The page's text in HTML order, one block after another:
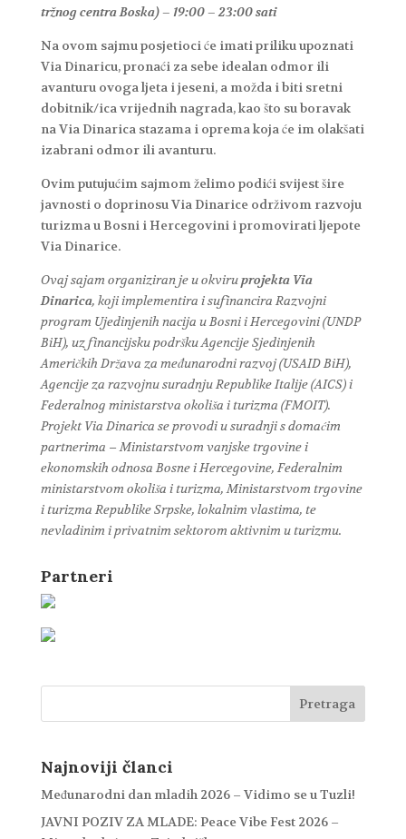
tržnog centra Boska) – 19:00 – 23:00 sati
Na ovom sajmu posjetioci će imati priliku upoznati
Via Dinaricu, pronaći za sebe idealan odmor ili
avanturu ovoga ljeta i jeseni, a možda i biti sretni
dobitnik/ica vrijednih nagrada, kao što su boravak
na Via Dinarica stazama i oprema koja će im olakšati
izabrani odmor ili avanturu.
Ovim putujućim sajmom želimo podići svijest šire
javnosti o doprinosu Via Dinarice održivom razvoju
turizma u Bosni i Hercegovini i promovirati ljepote
Via Dinarice.
Ovaj sajam organiziran je u okviruprojekta Via
Dinarica, koji implementira i sufinancira Razvojni
program Ujedinjenih nacija u Bosni i Hercegovini (UNDP
BiH), uz financijsku podršku Agencije Sjedinjenih
Američkih Država za međunarodni razvoj (USAID BiH),
Agencije za razvojnu suradnju Republike Italije (AICS) i
Federalnog ministarstva okoliša i turizma (FMOIT).
Projekt Via Dinarica se provodi u suradnji s domaćim
partnerima – Ministarstvom vanjske trgovine i
ekonomskih odnosa Bosne i Hercegovine, Federalnim
ministarstvom okoliša i turizma, Ministarstvom trgovine
i turizma Republike Srpske, lokalnim vlastima, te
nevladinim i privatnim sektorom aktivnim u turizmu.
Partneri
Najnoviji članci
Međunarodni dan mladih 2026 – Vidimo se u Tuzli!
JAVNI POZIV ZA MLADE: Peace Vibe Fest 2026 –